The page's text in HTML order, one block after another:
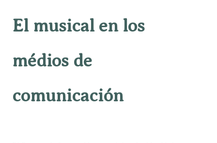
El musical en los
médios de
comunicación